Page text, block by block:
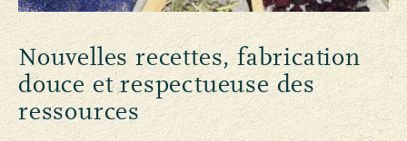
Nouvelles recettes, fabrication
douce et respectueuse des
ressources